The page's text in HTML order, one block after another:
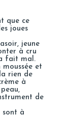
que ce
joues
jeune
à cru
fait mal.
et
rien de
à
de
sont à